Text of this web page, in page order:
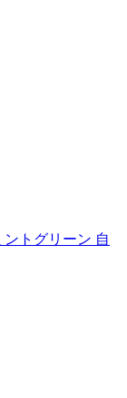
ントグリーン 自